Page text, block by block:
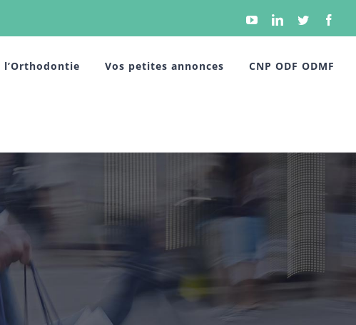
YouTubeLinkedinTwitter
l’Orthodontie Vos petites annonces CNP ODF ODMF